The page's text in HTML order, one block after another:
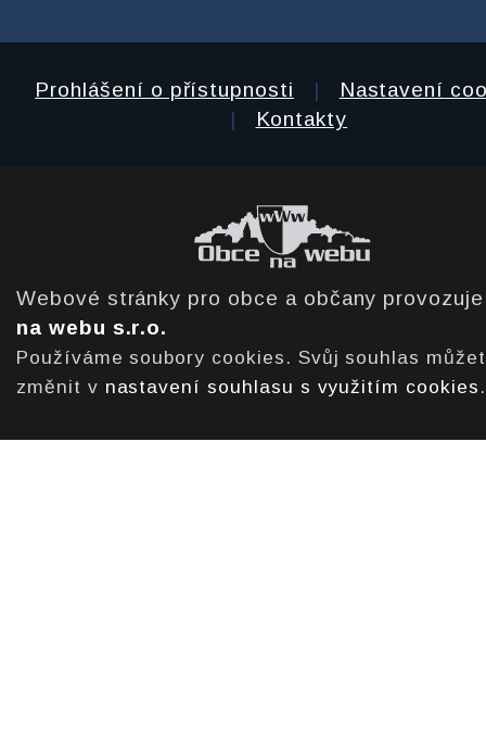
Prohlášení o přístupnosti |
Nastavení
|
Kontakty
Webové stránky pro obce a občany
na webu s.r.o.
Používáme soubory cookies. Svůj souhlas
změnit v nastavení souhlasu s využitím cookies .